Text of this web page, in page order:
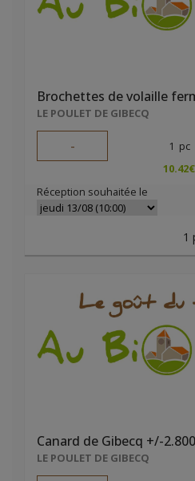
LE POULET DE GIBECQ
- 1 pc
10.42€
Réception souhaitée le
1
Canard de Gibecq +/-
LE POULET DE GIBECQ